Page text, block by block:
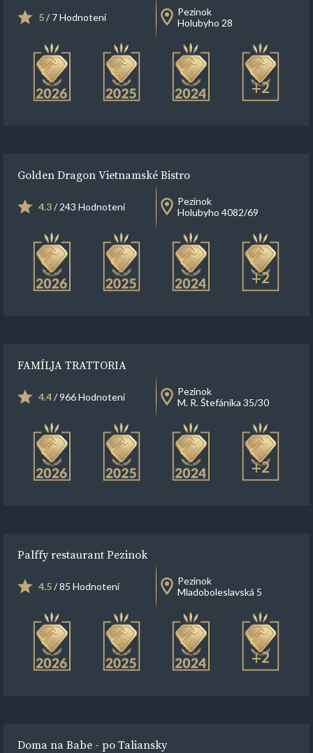
5/ 7 Hodnotení
Pezinok
Holubyho 28
+2
Golden Dragon Vietnamské Bistro
4.3/ 243 Hodnotení
Pezinok
Holubyho 4082/69
+2
FAMÍLJA TRATTORIA
4.4/ 966 Hodnotení
Pezinok
M. R. Štefánika 35/30
+2
Palffy restaurant Pezinok
4.5/ 85 Hodnotení
Pezinok
Mladoboleslavská 5
+2
Doma na Babe - po Taliansky